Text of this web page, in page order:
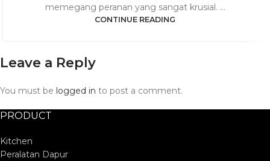
memegang peranan yang sangat krusial. ...
CONTINUE READING
Leave a Reply
You must be logged in to post a comment.
PRODUCT
Kitchen
Peralatan Dapur